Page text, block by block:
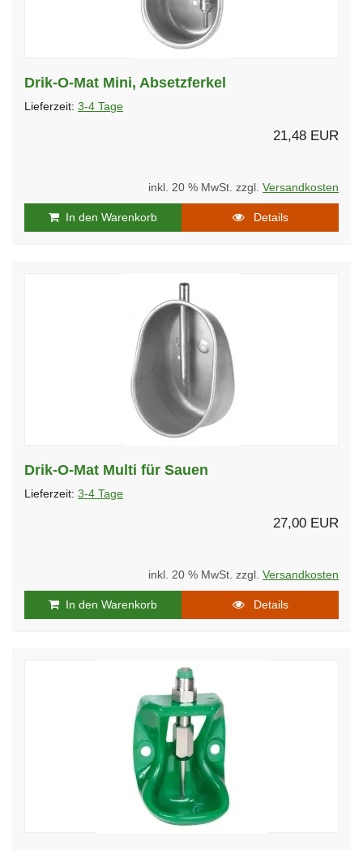
Drik-O-Mat Mini, Absetzferkel
Lieferzeit: 3-4 Tage
21,48 EUR
inkl. 20 % MwSt. zzgl. Versandkosten
In den Warenkorb Details
Drik-O-Mat Multi für Sauen
Lieferzeit: 3-4 Tage
27,00 EUR
inkl. 20 % MwSt. zzgl. Versandkosten
In den Warenkorb Details